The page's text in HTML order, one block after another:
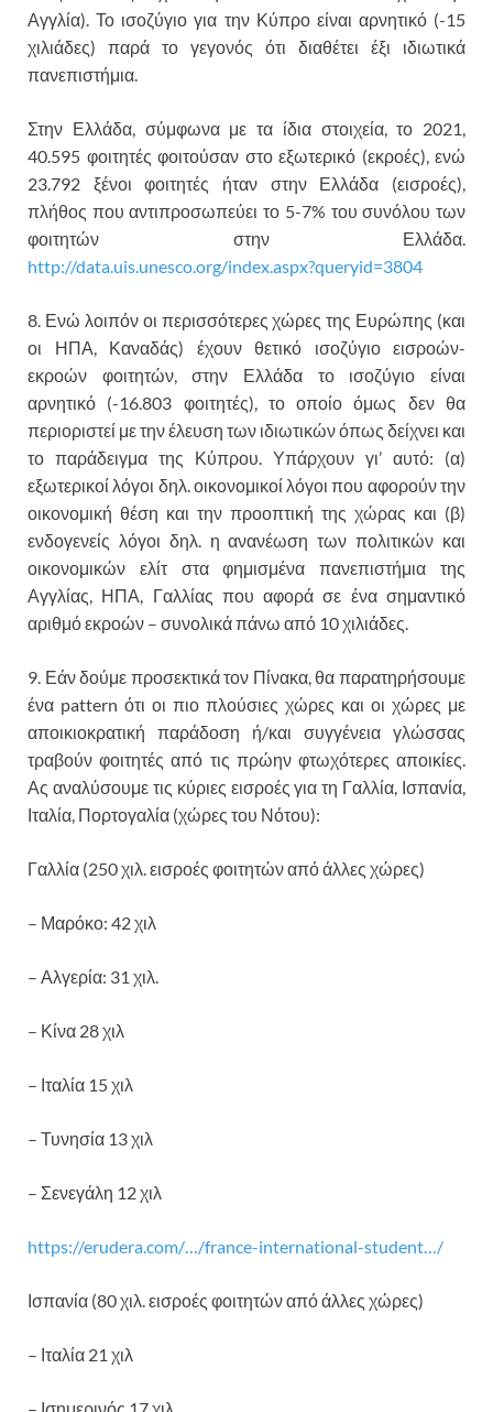
Αγγλία). Το ισοζύγιο για την Κύπρο είναι αρνητικό (-15
χιλιάδες) παρά το γεγονός ότι διαθέτει έξι ιδιωτικά
πανεπιστήμια.
Στην Ελλάδα, σύμφωνα με τα ίδια στοιχεία, το 2021,
40.595 φοιτητές φοιτούσαν στο εξωτερικό (εκροές), ενώ
23.792 ξένοι φοιτητές ήταν στην Ελλάδα (εισροές),
πλήθος που αντιπροσωπεύει το 5-7% του συνόλου των
φοιτητών στην Ελλάδα.
http://data.uis.unesco.org/index.aspx?queryid=3804
8. Ενώ λοιπόν οι περισσότερες χώρες της Ευρώπης (και
οι ΗΠΑ, Καναδάς) έχουν θετικό ισοζύγιο εισροών-
εκροών φοιτητών, στην Ελλάδα το ισοζύγιο είναι
αρνητικό (-16.803 φοιτητές), το οποίο όμως δεν θα
περιοριστεί με την έλευση των ιδιωτικών όπως δείχνει και
το παράδειγμα της Κύπρου. Υπάρχουν γι’ αυτό: (α)
εξωτερικοί λόγοι δηλ. οικονομικοί λόγοι που αφορούν την
οικονομική θέση και την προοπτική της χώρας και (β)
ενδογενείς λόγοι δηλ. η ανανέωση των πολιτικών και
οικονομικών ελίτ στα φημισμένα πανεπιστήμια της
Αγγλίας, ΗΠΑ, Γαλλίας που αφορά σε ένα σημαντικό
αριθμό εκροών – συνολικά πάνω από 10 χιλιάδες.
9. Εάν δούμε προσεκτικά τον Πίνακα, θα παρατηρήσουμε
ένα pattern ότι οι πιο πλούσιες χώρες και οι χώρες με
αποικιοκρατική παράδοση ή/και συγγένεια γλώσσας
τραβούν φοιτητές από τις πρώην φτωχότερες αποικίες.
Ας αναλύσουμε τις κύριες εισροές για τη Γαλλία, Ισπανία,
Ιταλία, Πορτογαλία (χώρες του Νότου):
Γαλλία (250 χιλ. εισροές φοιτητών από άλλες χώρες)
– Μαρόκο: 42 χιλ
– Αλγερία: 31 χιλ.
– Κίνα 28 χιλ
– Ιταλία 15 χιλ
– Τυνησία 13 χιλ
– Σενεγάλη 12 χιλ
https://erudera.com/…/france-international-student…/
Ισπανία (80 χιλ. εισροές φοιτητών από άλλες χώρες)
– Ιταλία 21 χιλ